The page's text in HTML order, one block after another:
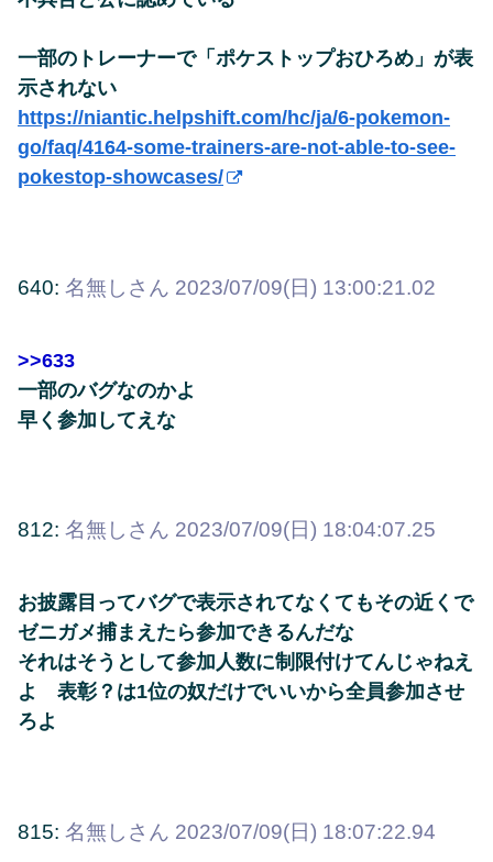
一部のトレーナーで「ポケストップおひろめ」が表
示されない
https://niantic.helpshift.com/hc/ja/6-pokemon-
go/faq/4164-some-trainers-are-not-able-to-see-
pokestop-showcases/
640: 名無しさん 2023/07/09(日) 13:00:21.02
>>633
一部のバグなのかよ
早く参加してえな
812: 名無しさん 2023/07/09(日) 18:04:07.25
お披露目ってバグで表示されてなくてもその近くで
ゼニガメ捕まえたら参加できるんだな
それはそうとして参加人数に制限付けてんじゃねえ
よ 表彰？は1位の奴だけでいいから全員参加させ
ろよ
815: 名無しさん 2023/07/09(日) 18:07:22.94